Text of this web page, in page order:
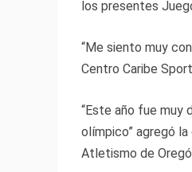
los presentes
“Me siento muy
Centro Caribe
“Este año fue muy
olímpico” agregó
Atletismo de